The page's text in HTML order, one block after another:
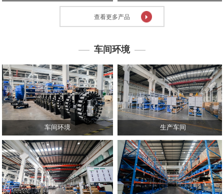
人
力
资
源
联
们
查看更多产品
车间环境
车间环境 生产车间